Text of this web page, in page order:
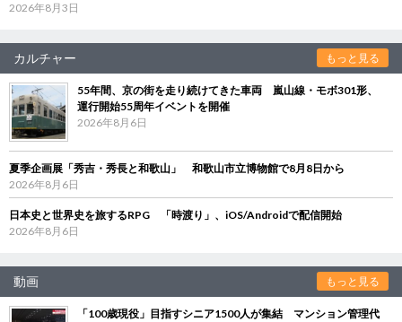
2026年8月3日
カルチャー もっと見る
55年間、京の街を走り続けてきた車両 嵐山線・モボ301形、
運行開始55周年イベントを開催
2026年8月6日
夏季企画展「秀吉・秀長と和歌山」 和歌山市立博物館で8月8日から
2026年8月6日
日本史と世界史を旅するRPG 「時渡り」、iOS/Androidで配信開始
2026年8月6日
動画 もっと見る
「100歳現役」目指すシニア1500人が集結 マンション管理代